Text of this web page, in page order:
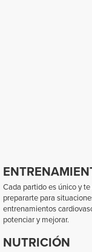
Cada partido es único y
prepararte para
entrenamientos
potenciar y mejorar.
NUTRICIÓN